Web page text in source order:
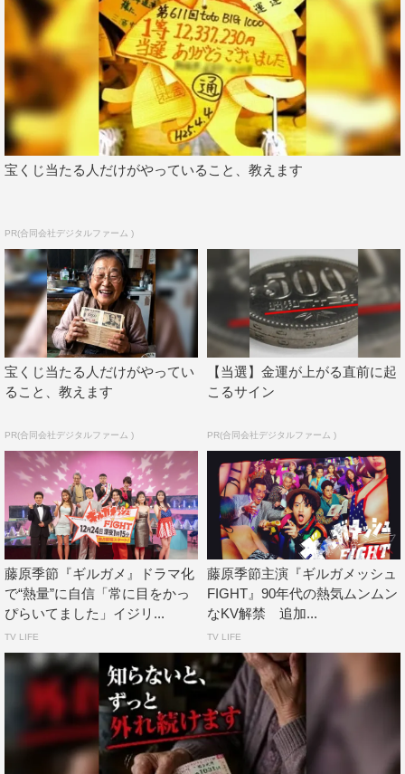
宝くじ当たる人だけがやっていること、教えます
PR(合同会社デジタルファーム )
宝くじ当たる人だけがやってい
ること、教えます
PR(合同会社デジタルファーム )
【当選】金運が上がる直前に起
こるサイン
PR(合同会社デジタルファーム )
藤原季節『ギルガメ』ドラマ化
で“熱量”に自信「常に目をかっ
ぴらいてました」イジリ...
TV LIFE
藤原季節主演『ギルガメッシュ
FIGHT』90年代の熱気ムンムン
なKV解禁 追加...
TV LIFE